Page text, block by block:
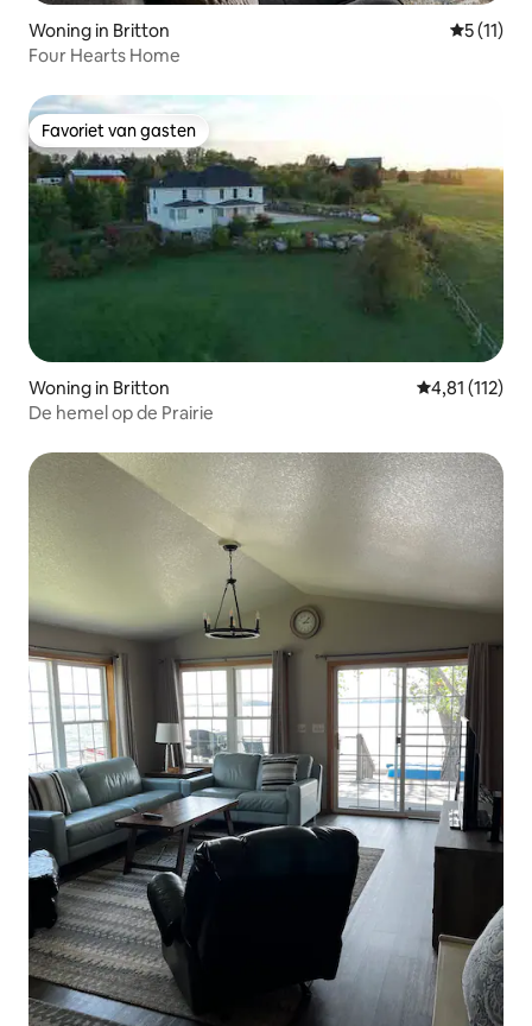
Woning in Britton
5 (11)
Four Hearts Home
Favoriet van gasten
Favoriet van gasten
Woning in Britton Gemiddelde
4,81 (112)
De hemel op de Prairie